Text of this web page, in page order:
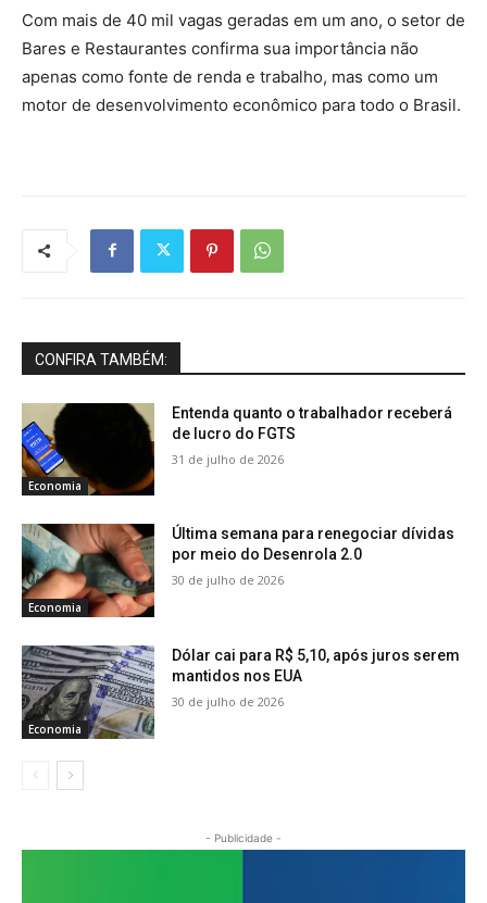
Com mais de 40 mil vagas geradas em um ano, o setor de
Bares e Restaurantes confirma sua importância não
apenas como fonte de renda e trabalho, mas como um
motor de desenvolvimento econômico para todo o Brasil.
CONFIRA TAMBÉM:
Economia
Entenda quanto o trabalhador receberá
de lucro do FGTS
31 de julho de 2026
Economia
Última semana para renegociar dívidas
por meio do Desenrola 2.0
30 de julho de 2026
Economia
Dólar cai para R$ 5,10, após juros serem
mantidos nos EUA
30 de julho de 2026
- Publicidade -